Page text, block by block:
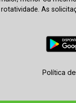
As
Política